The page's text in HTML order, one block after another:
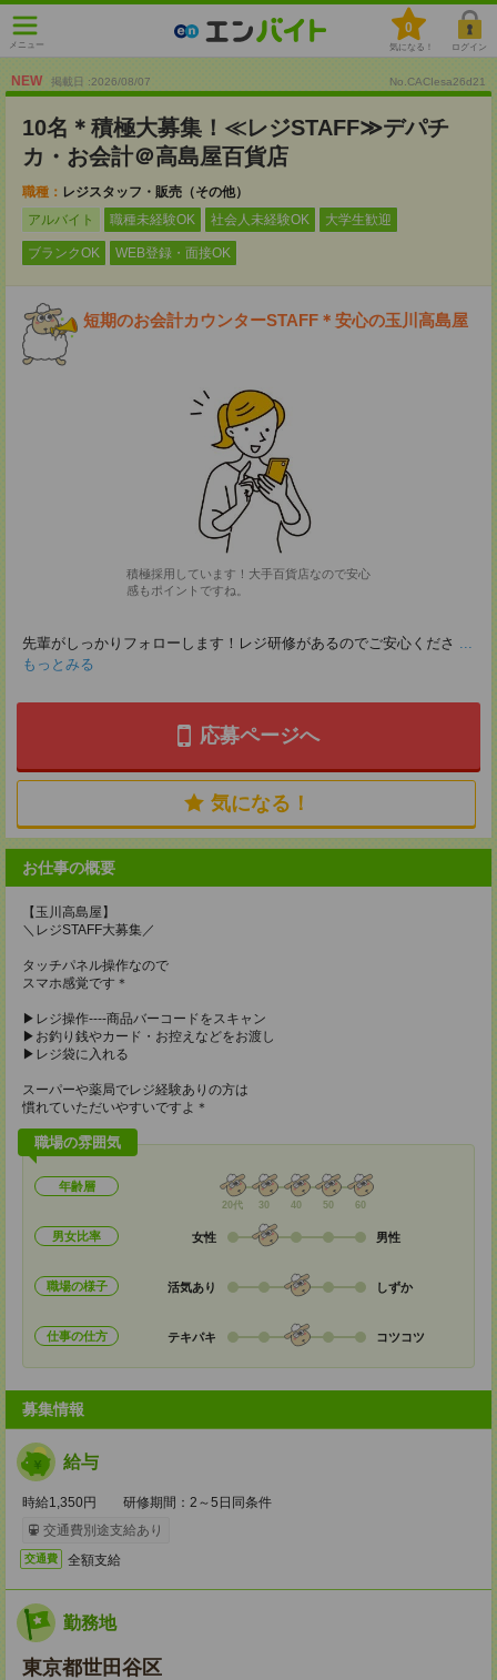
メニュー
0
気になる！ ログイン
NEW 掲載日 :2026/08/07 No.CACIesa26d21
10名＊積極大募集！≪レジSTAFF≫デパチ
カ・お会計＠高島屋百貨店
職種： レジスタッフ・販売（その他）
アルバイト
職種未経験OK 社会人未経験OK 大学生歓迎
ブランクOK WEB登録・面接OK
短期のお会計カウンターSTAFF＊安心の玉川高島屋
積極採用しています！大手百貨店なので安心
感もポイントですね。
先輩がしっかりフォローします！レジ研修があるのでご安心くださ ...
もっとみる
応募ページへ
気になる！
お仕事の概要
【玉川高島屋】
＼レジSTAFF大募集／
タッチパネル操作なので
スマホ感覚です＊
▶レジ操作----商品バーコードをスキャン
▶お釣り銭やカード・お控えなどをお渡し
▶レジ袋に入れる
スーパーや薬局でレジ経験ありの方は
慣れていただいやすいですよ＊
職場の雰囲気
年齢層
20代 30 40 50 60
男女比率 女性 男性
職場の様子 活気あり しずか
仕事の仕方 テキパキ コツコツ
募集情報
給与
時給1,350円 研修期間：2～5日同条件
交通費別途支給あり
交通費 全額支給
勤務地
東京都世田谷区